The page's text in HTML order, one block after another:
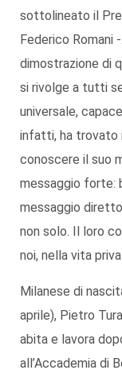
sottolineato il
Federico Romani
dimostrazione di
si rivolge a tutti
universale,
infatti, ha trovato
conoscere il suo
messaggio forte:
messaggio
non solo. Il loro
noi, nella vita
Milanese di
aprile), Pietro
abita e lavora
all’Accademia di